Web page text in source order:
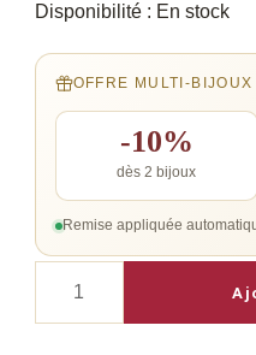
Disponibilité : En stock
OFFRE MULTI-BIJOUX
-10%
dès 2 bijoux
Remise appliquée